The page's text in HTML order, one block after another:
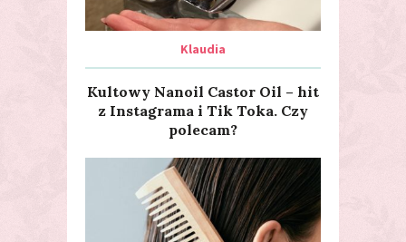
Klaudia
Kultowy Nanoil Castor Oil – hit
z Instagrama i Tik Toka. Czy
polecam?